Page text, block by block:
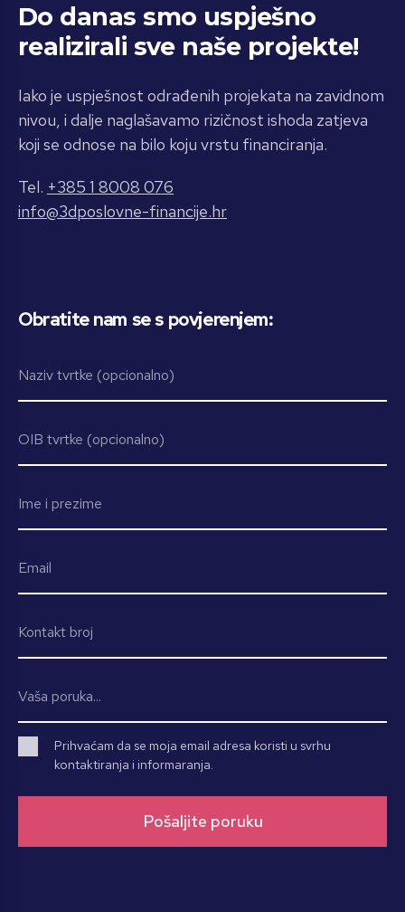
Do danas smo uspješno
realizirali sve naše projekte!
Iako je uspješnost odrađenih projekata na zavidnom
nivou, i dalje naglašavamo rizičnost ishoda zatjeva
koji se odnose na bilo koju vrstu financiranja.
Tel. +385 1 8008 076
info@3dposlovne-financije.hr
Obratite nam se s povjerenjem:
Prihvaćam da se moja email adresa koristi u svrhu
kontaktiranja i informaranja.